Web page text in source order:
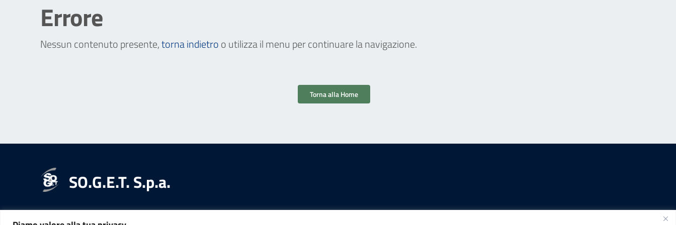
Errore
Nessun contenuto presente,torna indietroo utilizza il menu per continuare la navigazione.
Torna alla Home
SO.G.E.T. S.p.a.